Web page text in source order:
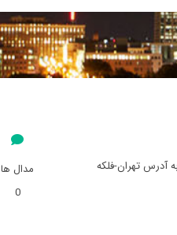
آدرس تهران-فلکه
مدال ها
0